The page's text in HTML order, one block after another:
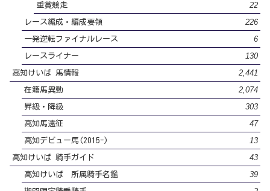
重賞競走 22
レース編成・編成要領 226
一発逆転ファイナルレース 6
レースライナー 130
高知けいば 馬情報 2,441
在籍馬異動 2,074
昇級・降級 303
高知馬遠征 47
高知デビュー馬(2015-) 13
高知けいば 騎手ガイド 43
高知けいば 所属騎手名鑑 39